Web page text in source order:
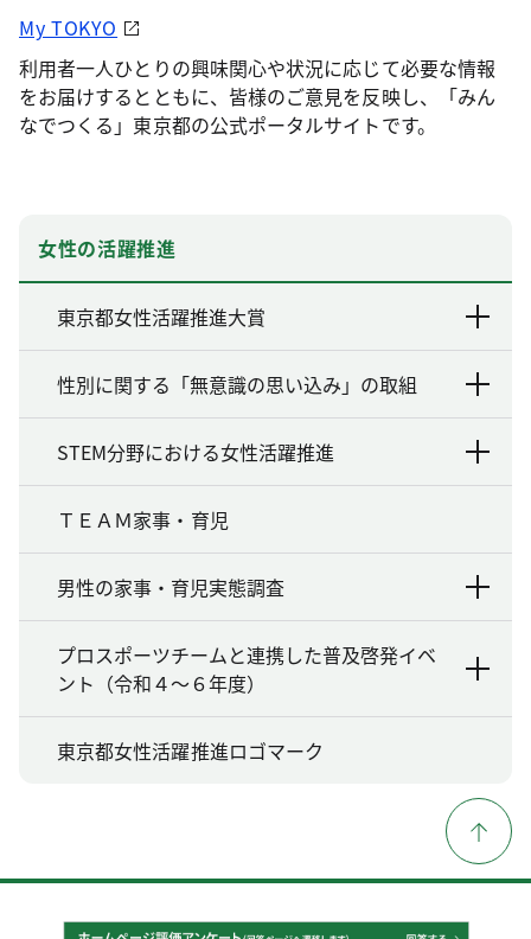
My TOKYO
利用者一人ひとりの興味関心や状況に応じて必要な情報
をお届けするとともに、皆様のご意見を反映し、「みん
なでつくる」東京都の公式ポータルサイトです。
女性の活躍推進
東京都女性活躍推進大賞
性別に関する「無意識の思い込み」の取組
STEM分野における女性活躍推進
ＴＥＡＭ家事・育児
男性の家事・育児実態調査
プロスポーツチームと連携した普及啓発イベ
ント（令和４～６年度）
東京都女性活躍推進ロゴマーク